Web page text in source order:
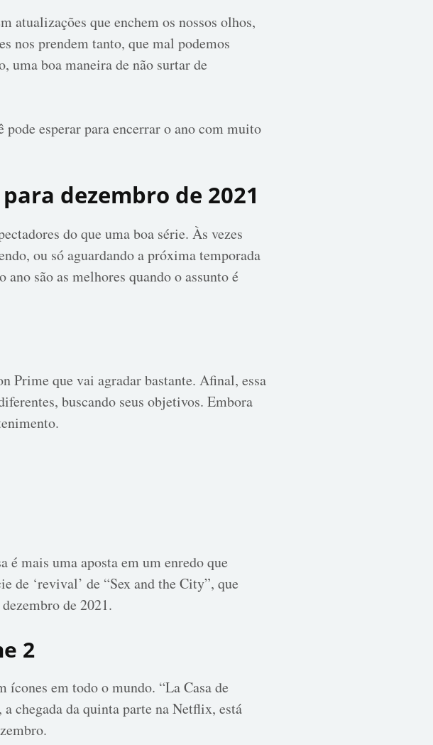
atualizações que enchem os nossos olhos,
nos prendem tanto, que mal podemos
uma boa maneira de não surtar de
esperar para encerrar o ano com muito
dezembro de 2021
do que uma boa série. Às vezes
ou só aguardando a próxima temporada
são as melhores quando o assunto é
Prime que vai agradar bastante. Afinal, essa
buscando seus objetivos. Embora
mais uma aposta em um enredo que
de ‘revival’ de “Sex and the City”, que
de 2021.
2
ícones em todo o mundo. “La Casa de
chegada da quinta parte na Netflix, está